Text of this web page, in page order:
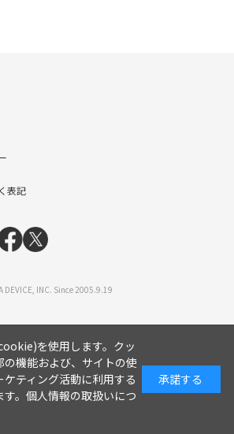
表記
DEVICE, INC. Since 2005.9.19
を使用します。クッ
機能および、サイトの使
ティング活動に利用する
。 個人情報の取扱いにつ
承諾する